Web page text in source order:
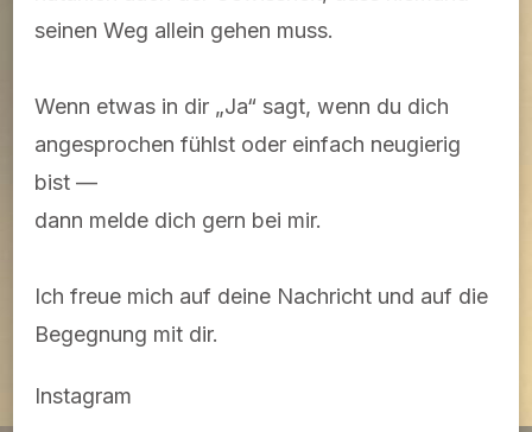
seinen Weg allein gehen muss.
Wenn etwas in dir „Ja“ sagt, wenn du dich
angesprochen fühlst oder einfach neugierig
bist —
dann melde dich gern bei mir.
Ich freue mich auf deine Nachricht und auf die
Begegnung mit dir.
Instagram